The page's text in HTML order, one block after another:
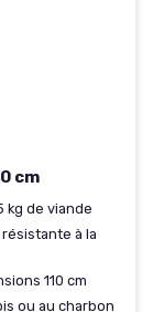
cm
kg de viande
à la
110 cm
ou au charbon